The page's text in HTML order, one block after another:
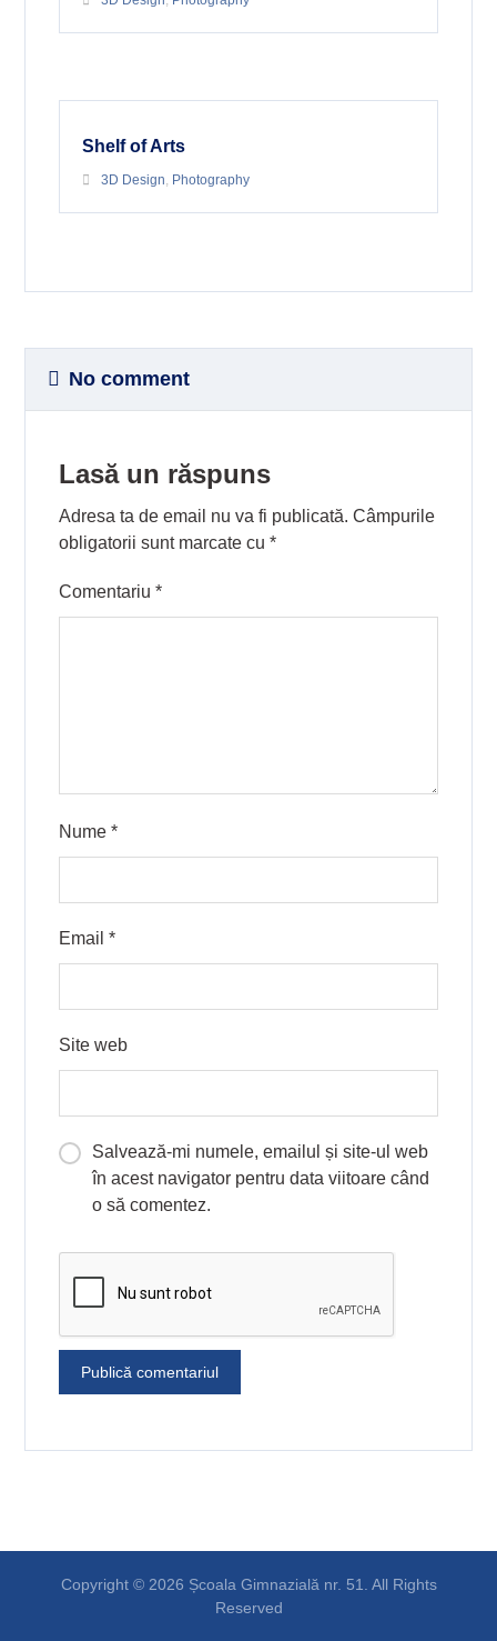
Shelf of Arts
3D Design Photography
No comment
Lasă un răspuns
Adresa ta de email nu va fi publicată. Câmpurile
obligatorii sunt marcate cu*
Comentariu*
Nume*
Email*
Site web
Salvează-mi numele, emailul și site-ul web
în acest navigator pentru data viitoare când
o să comentez.
Copyright © 2026 Școala Gimnazială nr. 51. All Rights
Reserved